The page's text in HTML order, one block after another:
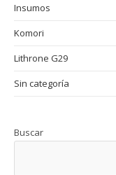
Insumos
Komori
Lithrone G29
Sin categoría
Buscar